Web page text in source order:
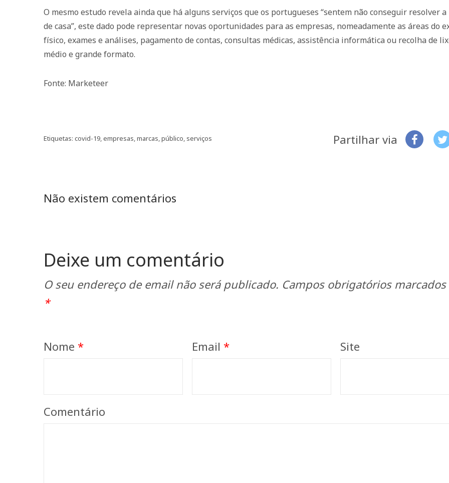
O mesmo estudo revela ainda que há alguns serviços que os portugueses “sentem não conseguir resolver
de casa”, este dado pode representar novas oportunidades para as empresas, nomeadamente as áreas do
físico, exames e análises, pagamento de contas, consultas médicas, assistência informática ou recolha de
médio e grande formato.
Fonte: Marketeer
Etiquetas: covid-19,empresas,marcas,público, serviços Partilhar via
Não existem comentários
Deixe um comentário
O seu endereço de email não será publicado. Campos obrigatórios
*
Nome * Email * Site
Comentário